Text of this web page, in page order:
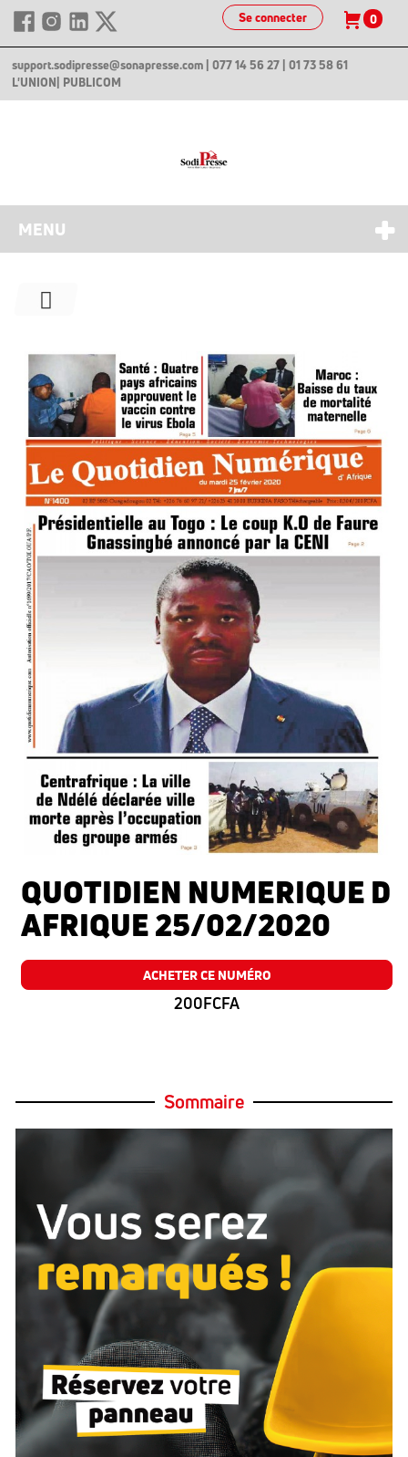
Se connecter 0
support.sodipresse@sonapresse.com | 077 14 56 27 | 01 73 58 61
L'UNION | PUBLICOM
MENU
QUOTIDIEN NUMERIQUE D
AFRIQUE 25/02/2020
ACHETER CE NUMÉRO
200FCFA
Sommaire